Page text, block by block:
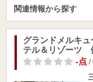
関連情報から探す
グランドメルキ
テル＆リゾーツ
-点/